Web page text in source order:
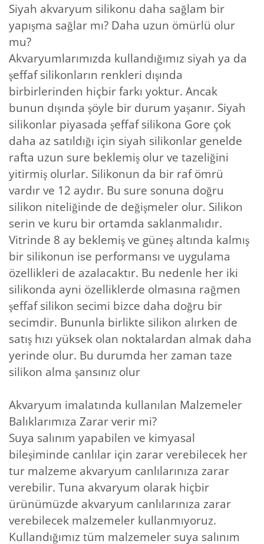
Siyah akvaryum silikonu daha sağlam bir
yapışma sağlar mı? Daha uzun ömürlü olur
mu?
Akvaryumlarımızda kullandığımız siyah ya da
şeffaf silikonların renkleri dışında
birbirlerinden hiçbir farkı yoktur. Ancak
bunun dışında şöyle bir durum yaşanır. Siyah
silikonlar piyasada şeffaf silikona Gore çok
daha az satıldığı için siyah silikonlar genelde
rafta uzun sure beklemiş olur ve tazeliğini
yitirmiş olurlar. Silikonun da bir raf ömrü
vardır ve 12 aydır. Bu sure sonuna doğru
silikon niteliğinde de değişmeler olur. Silikon
serin ve kuru bir ortamda saklanmalıdır.
Vitrinde 8 ay beklemiş ve güneş altında kalmış
bir silikonun ise performansı ve uygulama
özellikleri de azalacaktır. Bu nedenle her iki
silikonda ayni özelliklerde olmasına rağmen
şeffaf silikon secimi bizce daha doğru bir
secimdir. Bununla birlikte silikon alırken de
satış hızı yüksek olan noktalardan almak daha
yerinde olur. Bu durumda her zaman taze
silikon alma şansınız olur
Akvaryum imalatında kullanılan Malzemeler
Balıklarımıza Zarar verir mi?
Suya salınım yapabilen ve kimyasal
bileşiminde canlılar için zarar verebilecek her
tur malzeme akvaryum canlılarınıza zarar
verebilir. Tuna akvaryum olarak hiçbir
ürünümüzde akvaryum canlılarınıza zarar
verebilecek malzemeler kullanmıyoruz.
Kullandığımız tüm malzemeler suya salınım